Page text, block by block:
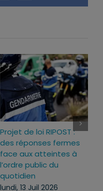
Agenda du lundi 13
juillet au dimanche 19
juillet 2026
lundi, 13 Juil 2026